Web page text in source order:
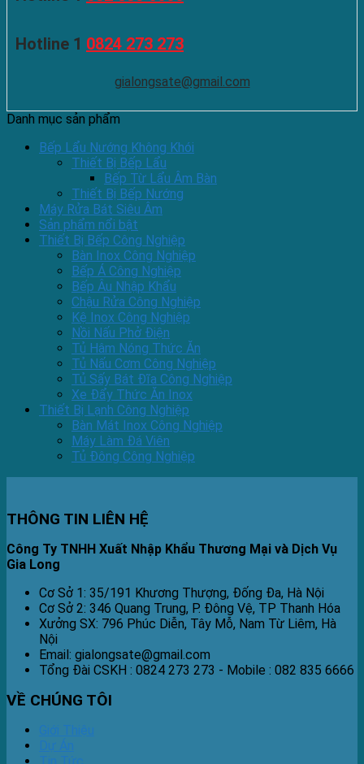
Hotline 1 0824 273 273
gialongsate@gmail.com
Danh mục sản phẩm
Bếp Lẩu Nướng Không Khói
Thiết Bị Bếp Lẩu
Bếp Từ Lẩu Âm Bàn
Thiết Bị Bếp Nướng
Máy Rửa Bát Siêu Âm
Sản phẩm nổi bật
Thiết Bị Bếp Công Nghiệp
Bàn Inox Công Nghiệp
Bếp Á Công Nghiệp
Bếp Âu Nhập Khẩu
Chậu Rửa Công Nghiệp
Kệ Inox Công Nghiệp
Nồi Nấu Phở Điện
Tủ Hâm Nóng Thức Ăn
Tủ Nấu Cơm Công Nghiệp
Tủ Sấy Bát Đĩa Công Nghiệp
Xe Đẩy Thức Ăn Inox
Thiết Bị Lạnh Công Nghiệp
Bàn Mát Inox Công Nghiệp
Máy Làm Đá Viên
Tủ Đông Công Nghiệp
THÔNG TIN LIÊN HỆ
Công Ty TNHH Xuất Nhập Khẩu Thương Mại và Dịch Vụ
Gia Long
Cơ Sở 1: 35/191 Khương Thượng, Đống Đa, Hà Nội
Cơ Sở 2: 346 Quang Trung, P. Đông Vệ, TP Thanh Hóa
Xưởng SX: 796 Phúc Diễn, Tây Mỗ, Nam Từ Liêm, Hà
Nội
Email: gialongsate@gmail.com
Tổng Đài CSKH : 0824 273 273 - Mobile : 082 835 6666
VỀ CHÚNG TÔI
Giới Thiệu
Dự Án